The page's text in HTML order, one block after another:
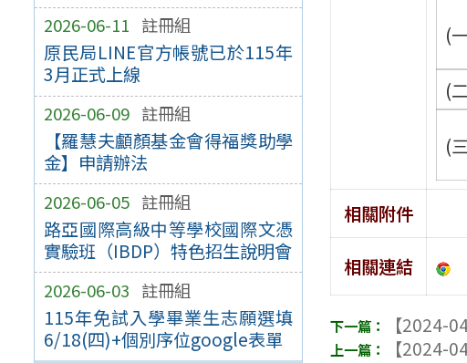
2026-06-11 註冊組
原民局LINE官方帳號已於115年
3月正式上線
2026-06-09 註冊組
【羅慧夫顱顏基金會得福獎助學
金】申請辦法
2026-06-05 註冊組
路亞國際高級中等學校國際文憑
實驗班（IBDP）特色招生說明會
2026-06-03 註冊組
115年免試入學畢業生志願選填
6/18(四)+個別序位google表單
(
(
(
相關附件
相關連結
【2024-
【2024-